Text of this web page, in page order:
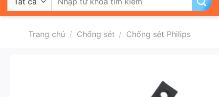
kiếm:
Trang chủ / Chống sét / Chống sét Philips